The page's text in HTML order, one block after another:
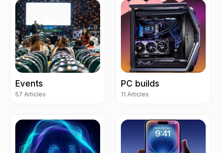
Events
57 Articles
PC builds
11 Articles